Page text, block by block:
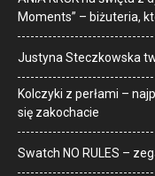
Moments” – biżuteria,
Justyna Steczkowska
Kolczyki z perłami –
się zakochacie
Swatch NO RULES –